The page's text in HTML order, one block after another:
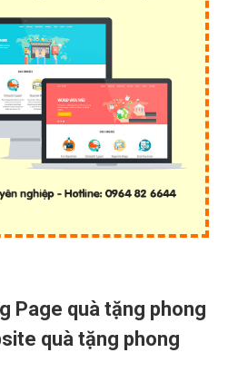
Page quà tặng phong
quà tặng phong